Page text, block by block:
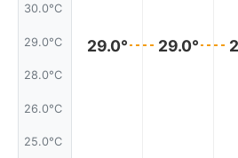
30.0°C
29.0°C
28.0°C
26.0°C
25.0°C
29.0° 29.0°